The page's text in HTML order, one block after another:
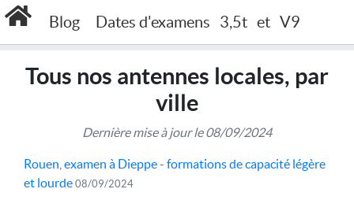
Blog Dates d'examens 3,5t et V9
Accueil Tous nos antennes locales, par ville
Tous nos antennes locales, par
ville
Dernière mise à jour le 08/09/2024
Rouen, examen à Dieppe - formations de capacité légère
et lourde 08/09/2024